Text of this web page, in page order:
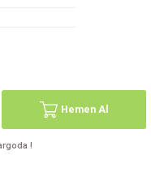
Hemen Al
!